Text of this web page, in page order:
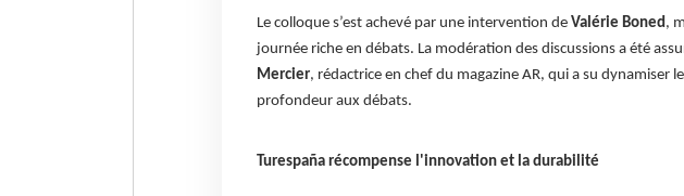
Le colloque s’est achevé par une intervention de Valérie Boned ,
journée riche en débats. La modération des discussions a été
Mercier, rédactrice en chef du magazine AR, qui a su dynamiser
profondeur aux débats.
Turespaña récompense l'innovation et la durabilité